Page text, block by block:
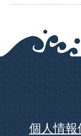
個人情